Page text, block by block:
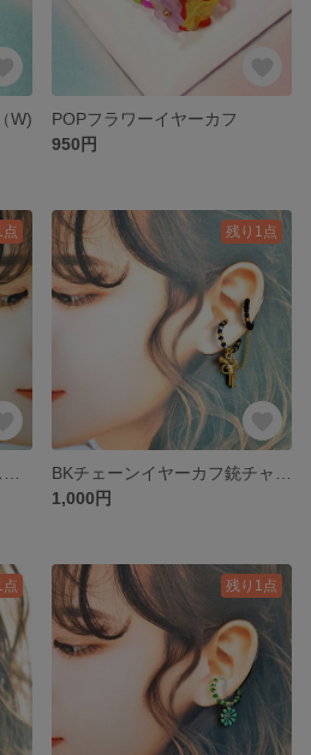
W)
POPフラワーイヤーカフ
950円
点 残り1点
1,000円
点 残り1点